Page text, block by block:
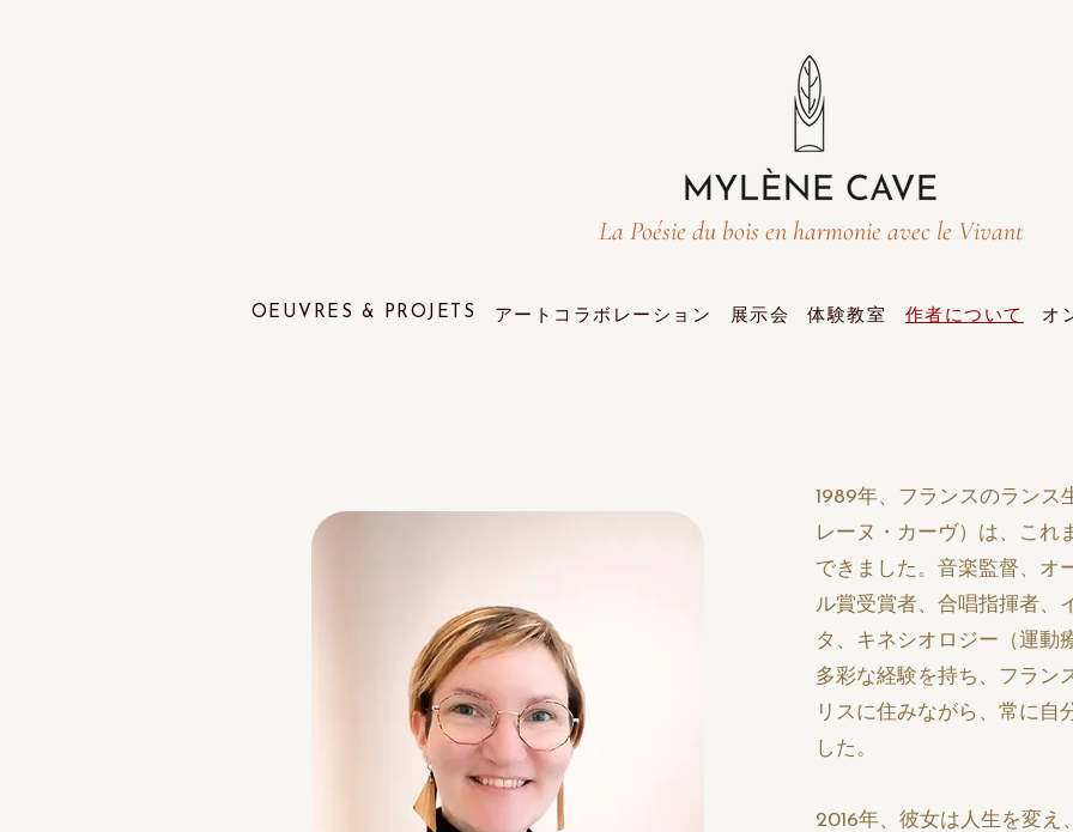
La Poésie du bois en harmonie avec le Vivant
OEUVRES & PROJETS アートコラボレーション 展示会 体験教室 作者について オ
1989年、フランスのランス
レーヌ・カーヴ）は、これ
できました。音楽監督、オ
ル賞受賞者、合唱指揮者、
タ、キネシオロジー（運動
多彩な経験を持ち、フラン
リスに住みながら、常に自
した。
2016年、彼女は人生を変え